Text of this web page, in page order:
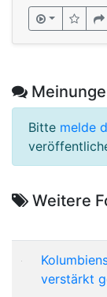
Bitte melde
Weitere
verstärkt